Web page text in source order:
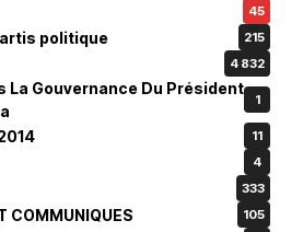
45
politique 215
4 832
La Gouvernance Du Président
1
11
4
333
COMMUNIQUES 105